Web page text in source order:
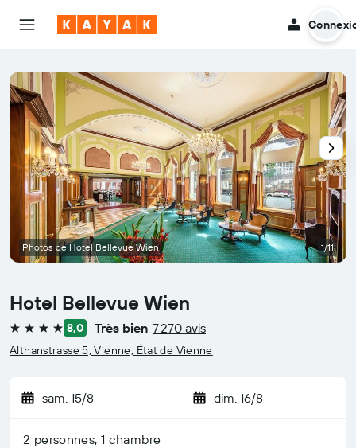
Hotel Bellevue Wien
4 étoiles 8,0 Très bien 7 270 avis
Althanstrasse 5, Vienne, État de Vienne
sam. 15/8 - dim. 16/8
2 personnes, 1 chambre
Photos de Hotel Bellevue Wien 1/11